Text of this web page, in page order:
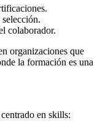
colaborador.
organizaciones que
la formación es una
en skills: